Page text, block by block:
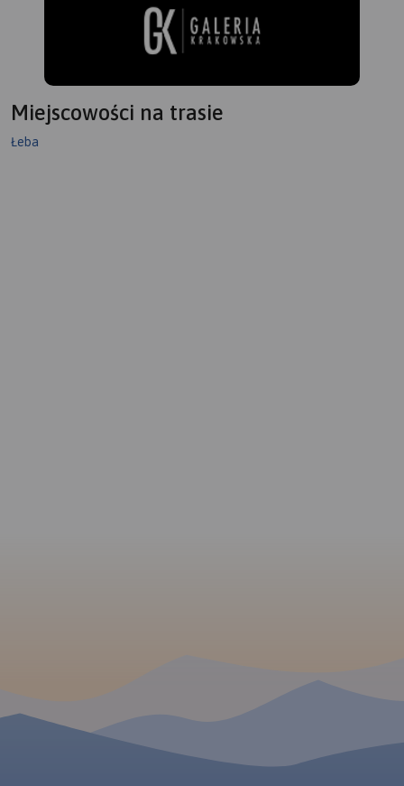
dotychczasowy,
przeznaczony do likwidacji
się informator krajoznawczy
Miejscowości na trasie
Łeba